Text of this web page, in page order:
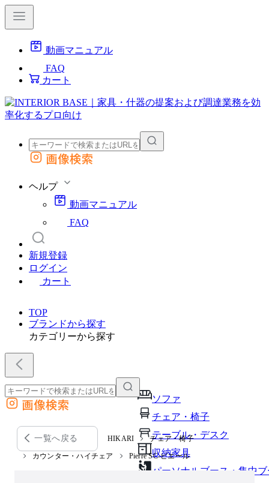
動画マニュアル
FAQ
カート
外部サイトの商品をカートに追加
画像検索
ヘルプ
動画マニュアル
FAQ
新規登録
ログイン
カート
TOP
ブランドから探す
カテゴリーから探す
ソファ
チェア・椅子
テーブル・デスク
収納家具
パーソナルブース・集中
外部サイトの商品をカートに追加
他のサイトで見つけた商品ページのURLを貼り付けて、カートに追加できます
画像検索
一覧へ戻る HIKARI チェア・椅子
カウンター・ハイチェア Pierre SC-ピエール